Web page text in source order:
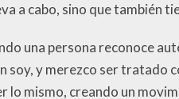
a cabo, sino que también
una persona reconoce
soy, y merezco ser tratado
lo mismo, creando un